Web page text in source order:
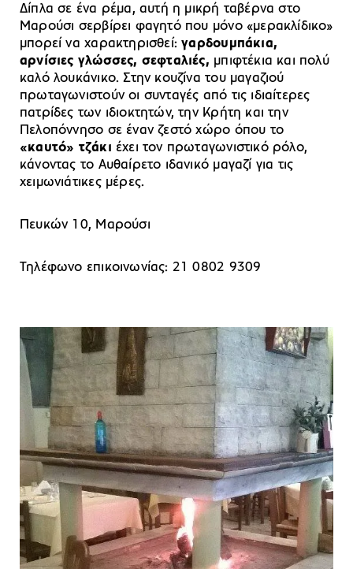
Δίπλα σε ένα ρέμα, αυτή η μικρή ταβέρνα στο
Μαρούσι σερβίρει φαγητό που μόνο «μερακλίδικο»
μπορεί να χαρακτηρισθεί: γαρδουμπάκια,
αρνίσιες γλώσσες, σεφταλιές, μπιφτέκια και πολύ
καλό λουκάνικο. Στην κουζίνα του μαγαζιού
πρωταγωνιστούν οι συνταγές από τις ιδιαίτερες
πατρίδες των ιδιοκτητών, την Κρήτη και την
Πελοπόννησο σε έναν ζεστό χώρο όπου το
«καυτό» τζάκι έχει τον πρωταγωνιστικό ρόλο,
κάνοντας το Αυθαίρετο ιδανικό μαγαζί για τις
χειμωνιάτικες μέρες.
Πευκών 10, Μαρούσι
Τηλέφωνο επικοινωνίας: 21 0802 9309